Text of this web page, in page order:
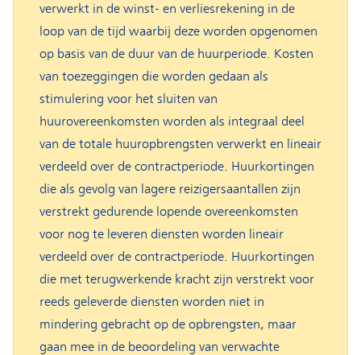
verwerkt in de winst- en verliesrekening in de
loop van de tijd waarbij deze worden opgenomen
op basis van de duur van de huurperiode. Kosten
van toezeggingen die worden gedaan als
stimulering voor het sluiten van
huurovereenkomsten worden als integraal deel
van de totale huuropbrengsten verwerkt en lineair
verdeeld over de contractperiode. Huurkortingen
die als gevolg van lagere reizigersaantallen zijn
verstrekt gedurende lopende overeenkomsten
voor nog te leveren diensten worden lineair
verdeeld over de contractperiode. Huurkortingen
die met terugwerkende kracht zijn verstrekt voor
reeds geleverde diensten worden niet in
mindering gebracht op de opbrengsten, maar
gaan mee in de beoordeling van verwachte